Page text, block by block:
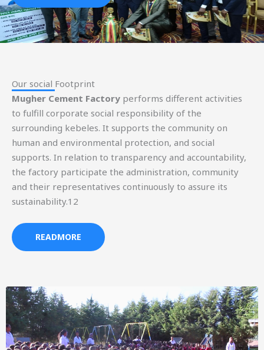
Our social Footprint​
Mugher Cement Factory performs different activities
to fulfill corporate social responsibility of the
surrounding kebeles. It supports the community on
human and environmental protection, and social
supports. In relation to transparency and accountability,
the factory participate the administration, community
and their representatives continuously to assure its
sustainability.12
READMORE